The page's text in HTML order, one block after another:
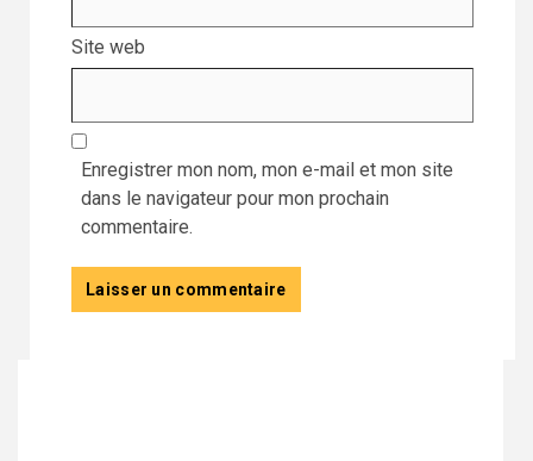
Site web
Enregistrer mon nom, mon e-mail et mon site
dans le navigateur pour mon prochain
commentaire.